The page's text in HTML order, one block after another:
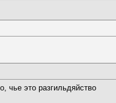
чье это разгильдяйство